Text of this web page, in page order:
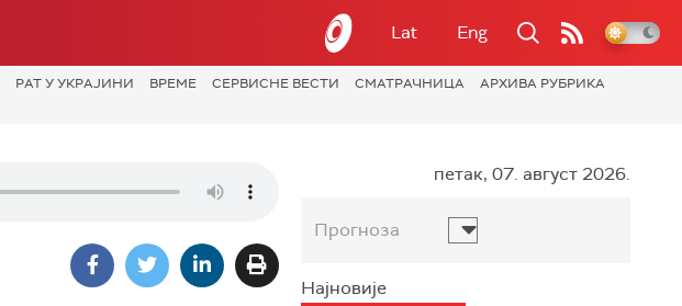
Lat Eng
РАТ У УКРАЈИНИ ВРЕМЕ СЕРВИСНЕ ВЕСТИ СМАТРАЧНИЦА
АРХИВА РУБРИКА
петак, 07. август 2026.
Прогноза
Најновије